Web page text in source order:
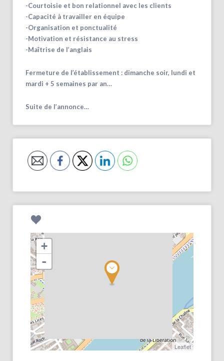
-Courtoisie et bon relationnel avec les clients
-Capacité à travailler en équipe
-Organisation et ponctualité
-Motivation et résistance au stress
-Maîtrise de l’anglais
Fermeture de l’établissement : dimanche soir, lundi et
mardi + 5 semaines par an…
Suite de l’annonce…
+
-
Leaflet